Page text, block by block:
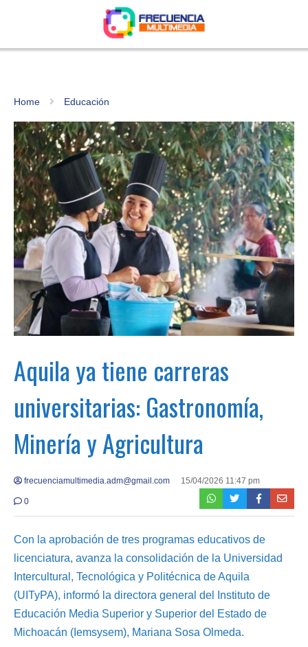
Home Educación
Aquila ya tiene carreras
universitarias: Gastronomía,
Minería y Agricultura
frecuenciamultimedia.adm@gmail.com 15/04/2026 11:47 pm
0
Con la aprobación de tres programas educativos de
licenciatura, avanza la consolidación de la Universidad
Intercultural, Tecnológica y Politécnica de Aquila
(UITyPA), informó la directora general del Instituto de
Educación Media Superior y Superior del Estado de
Michoacán (Iemsysem), Mariana Sosa Olmeda.